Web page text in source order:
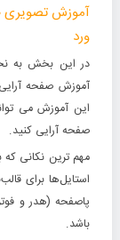
آموزش تصویری
ورد
در این بخش به
آموزش صفحه
این آموزش می
صفحه آرایی کنید.
مهم ترین نکانی که
استایل‌ها برای
پاصفحه (هدر و
باشد.